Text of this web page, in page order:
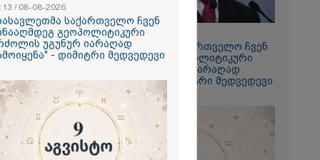
საფრენი
17:13 / 08-08-2026
"დასავლეთმა საქართველო ჩვენ
წინააღმდეგ გეოპოლიტიკური
ბრძოლის უგუნურ იარაღად
გამოიყენა" - დიმიტრი მედვედევი
/ 08-08-2026
საქართველო ჩვენ
გეოპოლიტიკური
უგუნურ იარაღად
- დიმიტრი მედვედევი